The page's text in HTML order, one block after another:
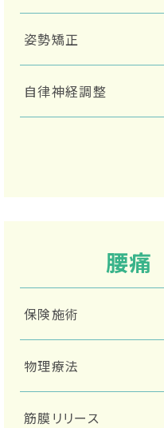
姿勢矯正
自律神経調整
腰痛
保険施術
物理療法
筋膜リリース